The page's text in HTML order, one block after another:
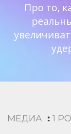
Про то,
МЕДИА : 1